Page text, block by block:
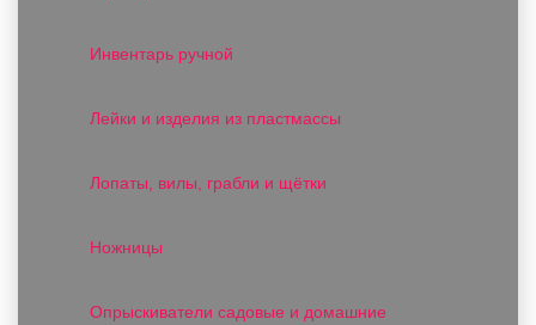
Инвентарь ручной
Лейки и изделия из пластмассы
Лопаты, вилы, грабли и щётки
Ножницы
Опрыскиватели садовые и домашние